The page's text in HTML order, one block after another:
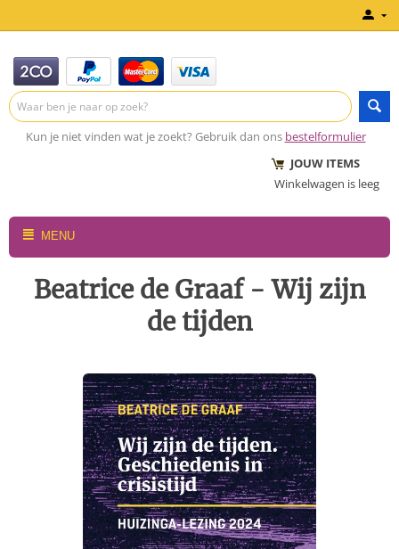
Kun je niet vinden wat je zoekt? Gebruik dan ons bestelformulier
JOUW ITEMS
Winkelwagen is leeg
MENU
Beatrice de Graaf - Wij zijn
de tijden